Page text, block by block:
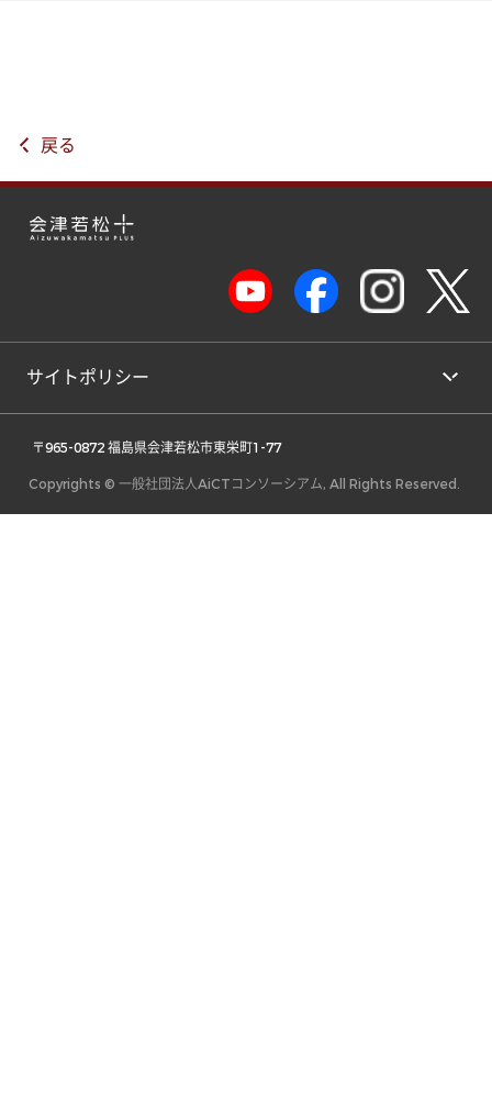
戻る
サイトポリシー
〒965-0872 福島県会津若松市東栄町1-77
Copyrights © 一般社団法人AiCTコンソーシアム, All Rights Reserved.